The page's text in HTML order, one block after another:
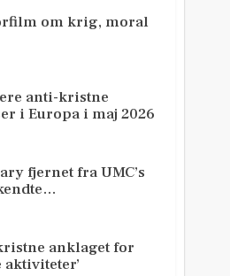
om krig, moral
anti-kristne
i Europa i maj 2026
fjernet fra UMC’s
anklaget for
aktiviteter’